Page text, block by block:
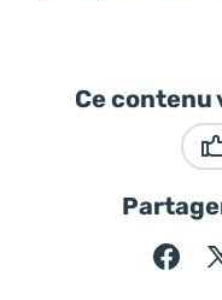
Ce contenu